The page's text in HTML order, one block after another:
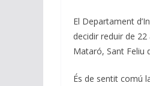
n o
k
El Departament
decidir reduir de
Mataró, Sant Feliu
És de sentit comú